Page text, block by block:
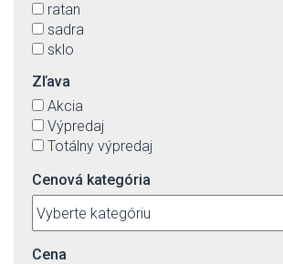
ratan
sadra
sklo
Zľava
Akcia
Výpredaj
Totálny výpredaj
Cenová kategória
Cena